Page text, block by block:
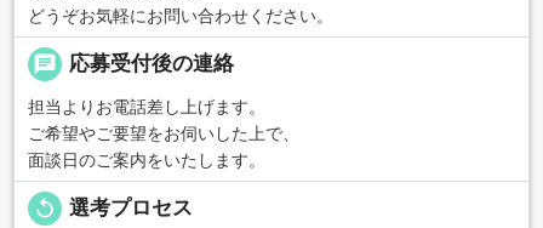
どうぞお気軽にお問い合わせください。
chat 応募受付後の連絡
担当よりお電話差し上げます。
ご希望やご要望をお伺いした上で、
面談日のご案内をいたします。
replay 選考プロセス